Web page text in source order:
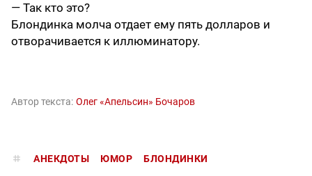
— Так кто это?
Блондинка молча отдает ему пять долларов и
отворачивается к иллюминатору.
Автор текста: Олег «Апельсин» Бочаров
АНЕКДОТЫ ЮМОР БЛОНДИНКИ